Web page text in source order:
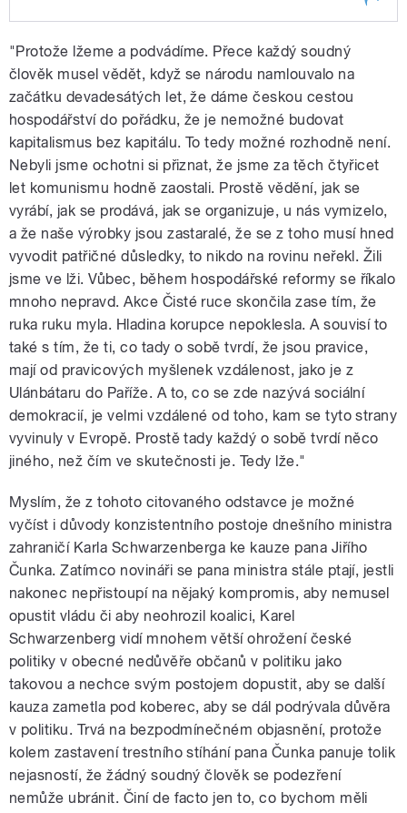
pause
"Protože lžeme a podvádíme. Přece každý soudný
člověk musel vědět, když se národu namlouvalo na
začátku devadesátých let, že dáme českou cestou
hospodářství do pořádku, že je nemožné budovat
kapitalismus bez kapitálu. To tedy možné rozhodně není.
Nebyli jsme ochotni si přiznat, že jsme za těch čtyřicet
let komunismu hodně zaostali. Prostě vědění, jak se
vyrábí, jak se prodává, jak se organizuje, u nás vymizelo,
a že naše výrobky jsou zastaralé, že se z toho musí hned
vyvodit patřičné důsledky, to nikdo na rovinu neřekl. Žili
jsme ve lži. Vůbec, během hospodářské reformy se říkalo
mnoho nepravd. Akce Čisté ruce skončila zase tím, že
ruka ruku myla. Hladina korupce nepoklesla. A souvisí to
také s tím, že ti, co tady o sobě tvrdí, že jsou pravice,
mají od pravicových myšlenek vzdálenost, jako je z
Ulánbátaru do Paříže. A to, co se zde nazývá sociální
demokracií, je velmi vzdálené od toho, kam se tyto strany
vyvinuly v Evropě. Prostě tady každý o sobě tvrdí něco
jiného, než čím ve skutečnosti je. Tedy lže."
Myslím, že z tohoto citovaného odstavce je možné
vyčíst i důvody konzistentního postoje dnešního ministra
zahraničí Karla Schwarzenberga ke kauze pana Jiřího
Čunka. Zatímco novináři se pana ministra stále ptají, jestli
nakonec nepřistoupí na nějaký kompromis, aby nemusel
opustit vládu či aby neohrozil koalici, Karel
Schwarzenberg vidí mnohem větší ohrožení české
politiky v obecné nedůvěře občanů v politiku jako
takovou a nechce svým postojem dopustit, aby se další
kauza zametla pod koberec, aby se dál podrývala důvěra
v politiku. Trvá na bezpodmínečném objasnění, protože
kolem zastavení trestního stíhání pana Čunka panuje tolik
nejasností, že žádný soudný člověk se podezření
nemůže ubránit. Činí de facto jen to, co bychom měli